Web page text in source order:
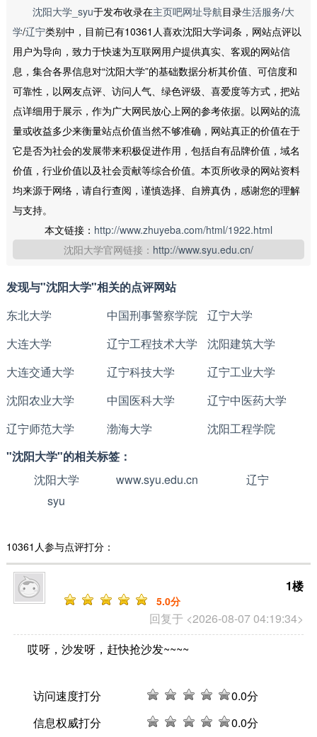
沈阳大学_syu于发布收录在主页吧网址导航目录生活服务/大
学/辽宁类别中，目前已有10361人喜欢沈阳大学词条，网站点评以
用户为导向，致力于快速为互联网用户提供真实、客观的网站信
息，集合各界信息对“沈阳大学”的基础数据分析其价值、可信度和
可靠性，以网友点评、访问人气、绿色评级、喜爱度等方式，把站
点详细用于展示，作为广大网民放心上网的参考依据。以网站的流
量或收益多少来衡量站点价值当然不够准确，网站真正的价值在于
它是否为社会的发展带来积极促进作用，包括自有品牌价值，域名
价值，行业价值以及社会贡献等综合价值。本页所收录的网站资料
均来源于网络，请自行查阅，谨慎选择、自辨真伪，感谢您的理解
与支持。
本文链接： http://www.zhuyeba.com/html/1922.html
沈阳大学官网链接： http://www.syu.edu.cn/
发现与"沈阳大学"相关的点评网站
东北大学
中国刑事警察学院
辽宁大学
大连大学
辽宁工程技术大学
沈阳建筑大学
大连交通大学
辽宁科技大学
辽宁工业大学
沈阳农业大学
中国医科大学
辽宁中医药大学
辽宁师范大学
渤海大学
沈阳工程学院
"沈阳大学"的相关标签：
沈阳大学
www.syu.edu.cn
辽宁
syu
10361人参与点评打分：
回复于 <2026-08-07 04:19:34>
1楼
5.0分
哎呀，沙发呀，赶快抢沙发~~~~
访问速度打分 0.0分
信息权威打分
0.0分